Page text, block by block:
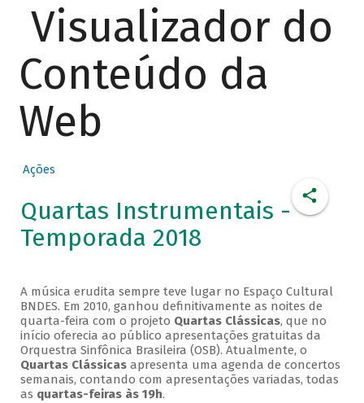
Visualizador do
Conteúdo da
Web
Ações
Quartas Instrumentais -
Temporada 2018
A música erudita sempre teve lugar no Espaço Cultural
BNDES. Em 2010, ganhou definitivamente as noites de
quarta-feira com o projeto Quartas Clássicas, que no
início oferecia ao público apresentações gratuitas da
Orquestra Sinfônica Brasileira (OSB). Atualmente, o
Quartas Clássicasapresenta uma agenda de concertos
semanais, contando com apresentações variadas, todas
as quartas-feiras às 19h.